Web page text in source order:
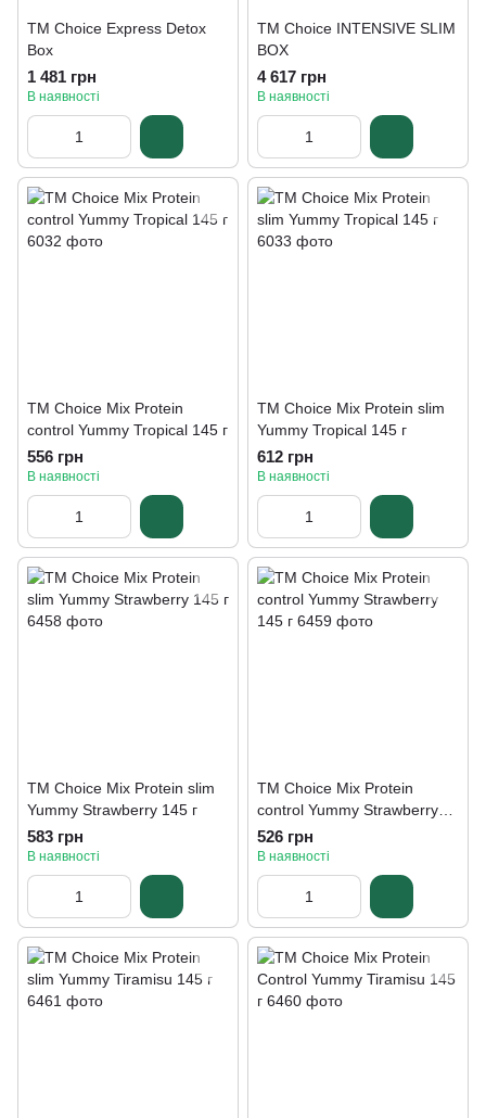
TM Choice Express Detox
Box
1 481 грн
В наявності
TM Choice INTENSIVE SLIM
BOX
4 617 грн
В наявності
ТМ Choice Mix Protein
control Yummy Tropical 145 г
556 грн
В наявності
TM Choice Mix Protein slim
Yummy Tropical 145 г
612 грн
В наявності
ТМ Choice Mix Protein slim
Yummу Strawberry 145 г
583 грн
В наявності
ТМ Choice Mix Protein
control Yummу Strawberry
145 г
526 грн
В наявності